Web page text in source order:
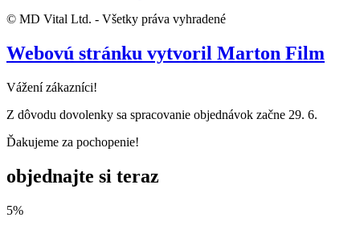
© MD Vital Ltd. - Všetky práva vyhradené
Webovú stránku vytvoril Marton Film
Vážení zákazníci!
Z dôvodu dovolenky sa spracovanie objednávok začne 29. 6.
Ďakujeme za pochopenie!
objednajte si teraz
5%